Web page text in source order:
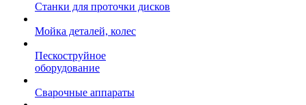
Станки для проточки дисков
Мойка деталей, колес
Пескоструйное
оборудование
Сварочные аппараты